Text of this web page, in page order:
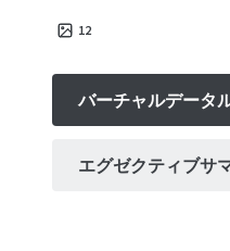
12
バーチャルデータ
エグゼクティブサ